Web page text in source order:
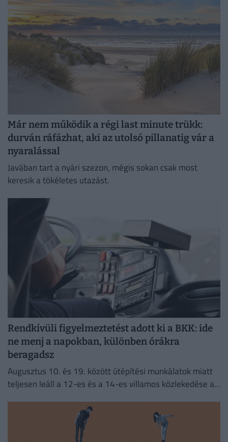
Már nem működik a régi last minute trükk:
durván ráfázhat, aki az utolsó pillanatig vár a
nyaralással
Javában tart a nyári szezon, mégis sokan csak most
keresik a tökéletes utazást.
Rendkívüli figyelmeztetést adott ki a BKK: ide
ne menj a napokban, különben órákra
beragadsz
Augusztus 10. és 19. között útépítési munkálatok miatt
teljesen leáll a 12-es és a 14-es villamos közlekedése a